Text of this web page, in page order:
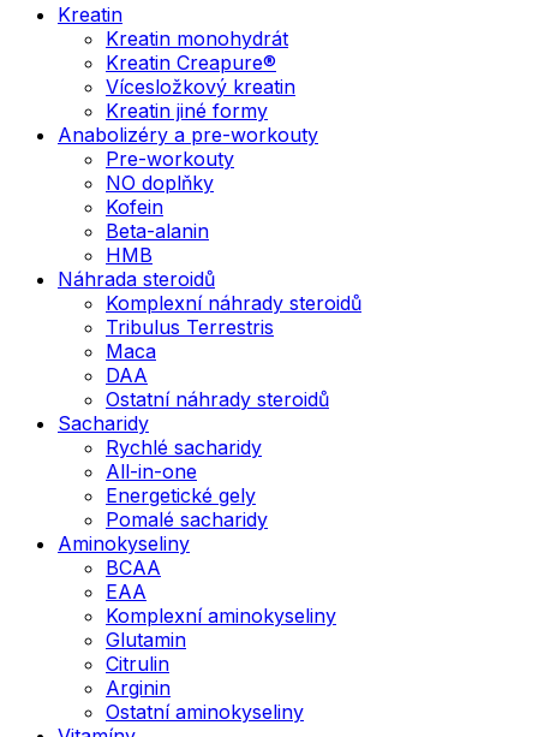
Kreatin
Kreatin monohydrát
Kreatin Creapure®
Vícesložkový kreatin
Kreatin jiné formy
Anabolizéry a pre-workouty
Pre-workouty
NO doplňky
Kofein
Beta-alanin
HMB
Náhrada steroidů
Komplexní náhrady steroidů
Tribulus Terrestris
Maca
DAA
Ostatní náhrady steroidů
Sacharidy
Rychlé sacharidy
All-in-one
Energetické gely
Pomalé sacharidy
Aminokyseliny
BCAA
EAA
Komplexní aminokyseliny
Glutamin
Citrulin
Arginin
Ostatní aminokyseliny